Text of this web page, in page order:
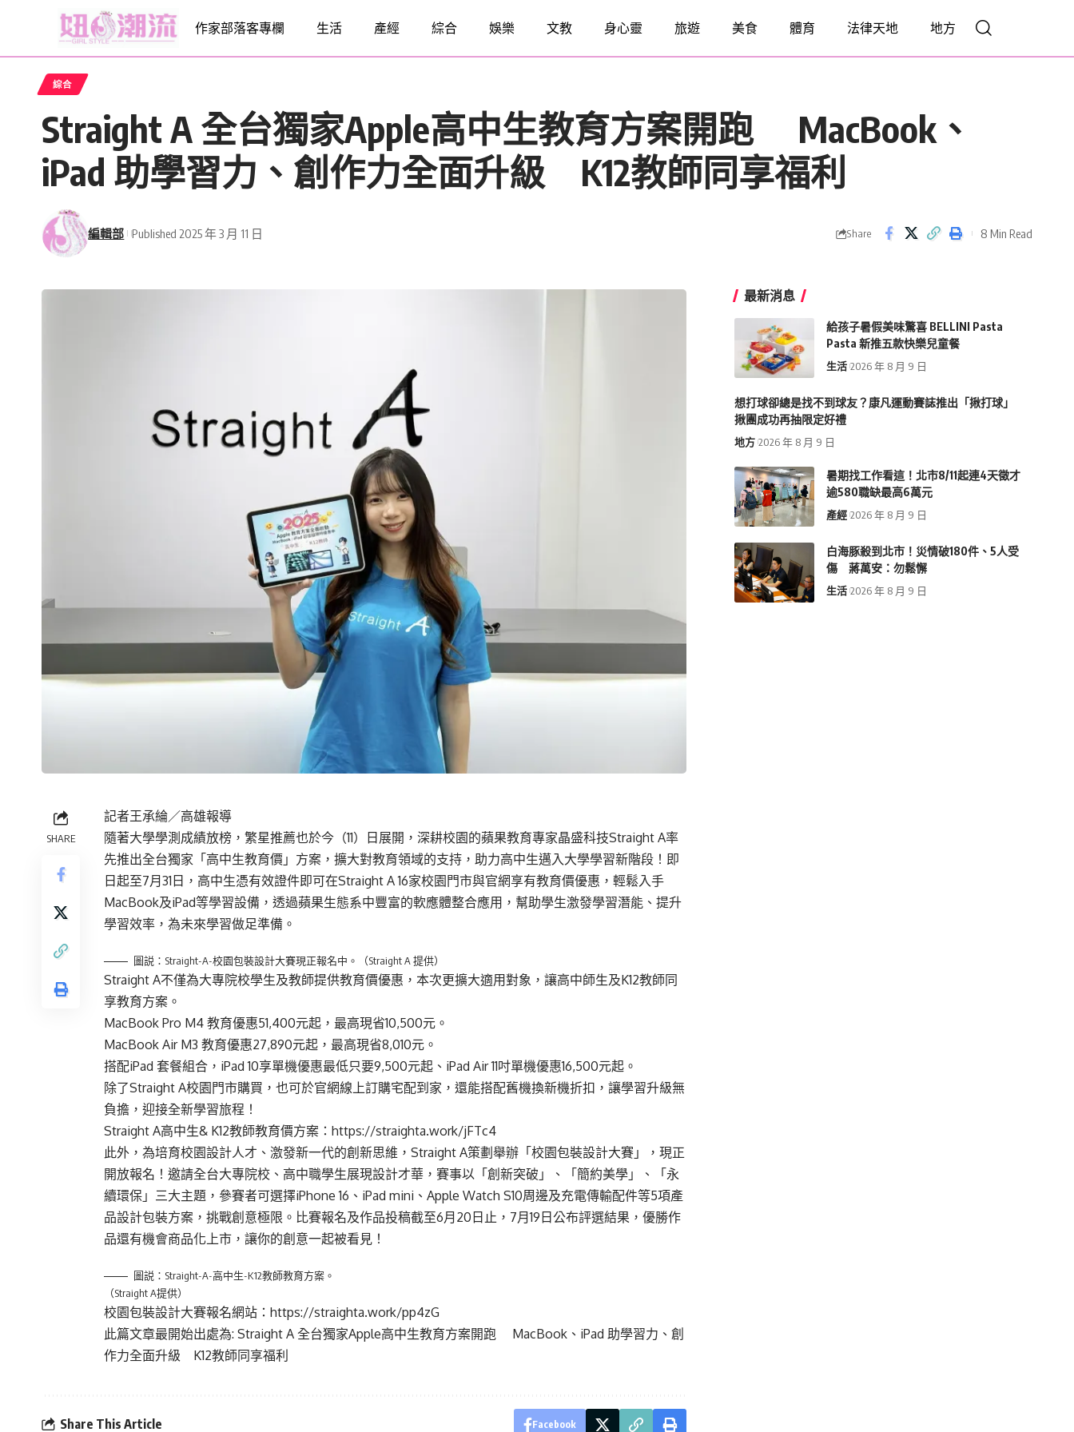
作家部落客專欄 生活 產經 綜合 娛樂 文教 身心靈 旅遊 美食 體育 法律天地 地方
綜合
Straight A 全台獨家Apple高中生教育方案開跑 MacBook、
iPad 助學習力、創作力全面升級 K12教師同享福利
編輯部 Published 2025 年 3 月 11 日 Share 8 Min Read
SHARE
記者王承綸／高雄報導
隨著大學學測成績放榜，繁星推薦也於今（11）日展開，深耕校園的蘋果教育專家晶盛科技Straight A率
先推出全台獨家「高中生教育價」方案，擴大對教育領域的支持，助力高中生邁入大學學習新階段！即
日起至7月31日，高中生憑有效證件即可在Straight A 16家校園門市與官網享有教育價優惠，輕鬆入手
MacBook及iPad等學習設備，透過蘋果生態系中豐富的軟應體整合應用，幫助學生激發學習潛能、提升
學習效率，為未來學習做足準備。
圖説：Straight-A-校園包裝設計大賽現正報名中。（Straight A 提供）
Straight A不僅為大專院校學生及教師提供教育價優惠，本次更擴大適用對象，讓高中師生及K12教師同
享教育方案。
MacBook Pro M4 教育優惠51,400元起，最高現省10,500元。
MacBook Air M3 教育優惠27,890元起，最高現省8,010元。
搭配iPad 套餐組合，iPad 10享單機優惠最低只要9,500元起、iPad Air 11吋單機優惠16,500元起。
除了Straight A校園門市購買，也可於官網線上訂購宅配到家，還能搭配舊機換新機折扣，讓學習升級無
負擔，迎接全新學習旅程！
Straight A高中生& K12教師教育價方案：https://straighta.work/jFTc4
此外，為培育校園設計人才、激發新一代的創新思維，Straight A策劃舉辦「校園包裝設計大賽」，現正
開放報名！邀請全台大專院校、高中職學生展現設計才華，賽事以「創新突破」、「簡約美學」、「永
續環保」三大主題，參賽者可選擇iPhone 16、iPad mini、Apple Watch S10周邊及充電傳輸配件等5項產
品設計包裝方案，挑戰創意極限。比賽報名及作品投稿截至6月20日止，7月19日公布評選結果，優勝作
品還有機會商品化上市，讓你的創意一起被看見！
圖説：Straight-A-高中生-K12教師教育方案。
（Straight A提供）
校園包裝設計大賽報名網站：https://straighta.work/pp4zG
此篇文章最開始出處為: Straight A 全台獨家Apple高中生教育方案開跑 MacBook、iPad 助學習力、創
作力全面升級 K12教師同享福利
Share This Article Facebook
最新消息
給孩子暑假美味驚喜 BELLINI Pasta
Pasta 新推五款快樂兒童餐
生活 2026 年 8 月 9 日
想打球卻總是找不到球友？康凡運動賽誌推出「揪打球」
揪團成功再抽限定好禮
地方 2026 年 8 月 9 日
暑期找工作看這！北市8/11起連4天徵才
逾580職缺最高6萬元
產經 2026 年 8 月 9 日
白海豚殺到北市！災情破180件、5人受
傷 蔣萬安：勿鬆懈
生活 2026 年 8 月 9 日